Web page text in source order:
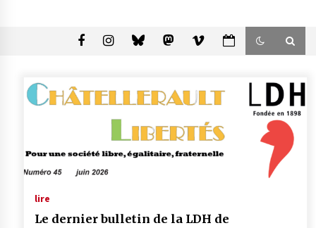
lire
Le dernier bulletin de la LDH de